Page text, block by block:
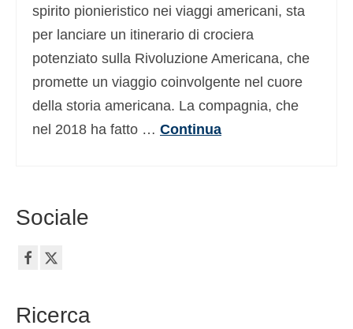
spirito pionieristico nei viaggi americani, sta
per lanciare un itinerario di crociera
potenziato sulla Rivoluzione Americana, che
promette un viaggio coinvolgente nel cuore
della storia americana. La compagnia, che
nel 2018 ha fatto … Continua
Sociale
Ricerca